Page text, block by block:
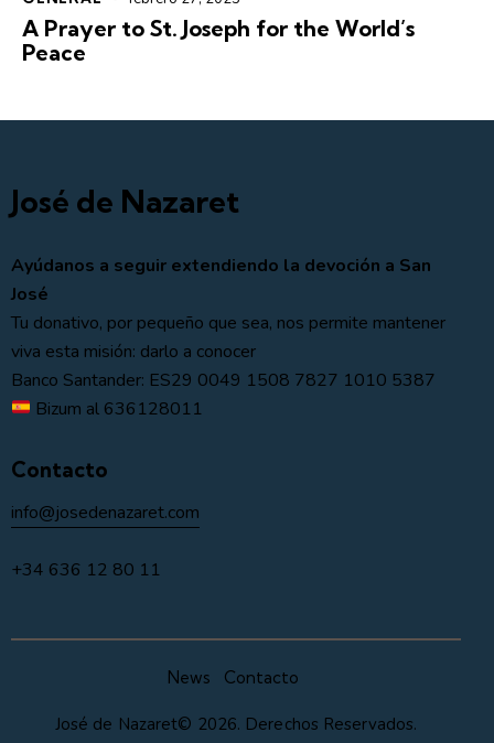
A Prayer to St. Joseph for the World’s
Peace
José de Nazaret
Ayúdanos a seguir extendiendo la devoción a San
José
Tu donativo, por pequeño que sea, nos permite mantener
viva esta misión: darlo a conocer
Banco Santander: ES29 0049 1508 7827 1010 5387
Bizum al 636128011
Contacto
info@josedenazaret.com
+34 636 12 80 11
News Contacto
José de Nazaret© 2026. Derechos Reservados.